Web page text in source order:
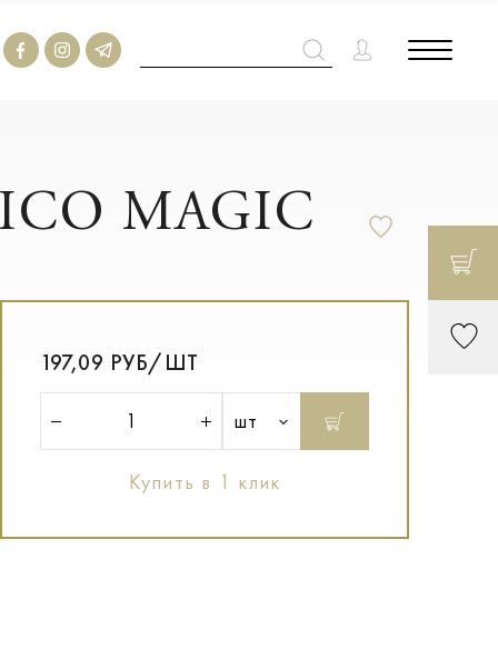
MAGIC
197,09 РУБ/ШТ
шт
Купить в 1 клик